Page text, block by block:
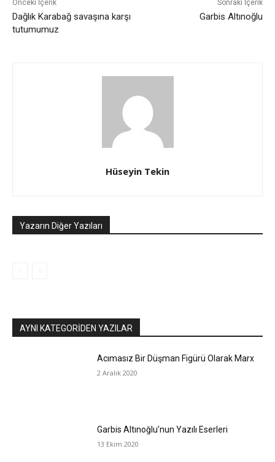
Önceki İçerik
Dağlık Karabağ savaşına karşı
tutumumuz
Sonraki İçerik
Garbis Altınoğlu
Hüseyin Tekin
Yazarın Diğer Yazıları
AYNI KATEGORIDEN YAZILAR
Acımasız Bir Düşman Figürü Olarak Marx
2 Aralık 2020
Garbis Altınoğlu’nun Yazılı Eserleri
13 Ekim 2020